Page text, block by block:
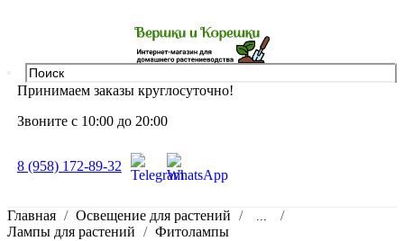
Принимаем заказы круглосуточно!
Звоните с 10:00 до 20:00
8 (958) 172-89-32
Главная Освещение для растений ...
Лампы для растений Фитолампы